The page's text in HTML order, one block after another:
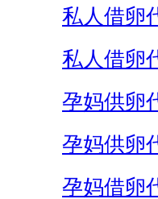
私人借卵
私人借卵
孕妈供卵
孕妈供卵
孕妈借卵